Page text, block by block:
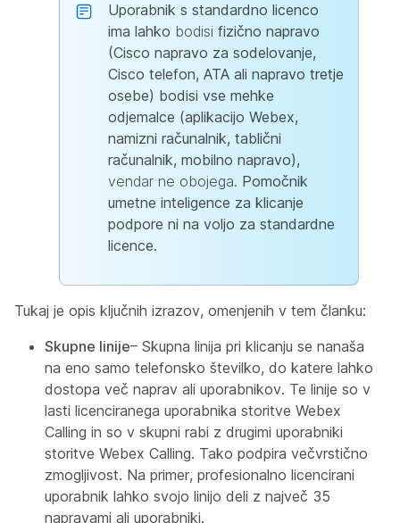
Uporabnik s standardno licenco
ima lahko bodisi fizično napravo
(Cisco napravo za sodelovanje,
Cisco telefon, ATA ali napravo tretje
osebe) bodisi vse mehke
odjemalce (aplikacijo Webex,
namizni računalnik, tablični
računalnik, mobilno napravo),
vendar ne obojega. Pomočnik
umetne inteligence za klicanje
podpore ni na voljo za standardne
licence.
Tukaj je opis ključnih izrazov, omenjenih v tem članku:
Skupne linije– Skupna linija pri klicanju se nanaša
na eno samo telefonsko številko, do katere lahko
dostopa več naprav ali uporabnikov. Te linije so v
lasti licenciranega uporabnika storitve Webex
Calling in so v skupni rabi z drugimi uporabniki
storitve Webex Calling. Tako podpira večvrstično
zmogljivost. Na primer, profesionalno licencirani
uporabnik lahko svojo linijo deli z največ 35
napravami ali uporabniki.